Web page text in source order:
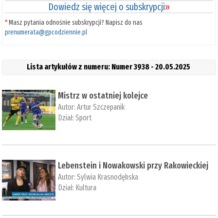
Dowiedz się więcej o subskrypcji»
*Masz pytania odnośnie subskrypcji? Napisz do nas
prenumerata@gpcodziennie.pl
Lista artykułów z numeru: Numer 3938 - 20.05.2025
Mistrz w ostatniej kolejce
Autor:Artur Szczepanik
Dział:Sport
Lebenstein i Nowakowski przy Rakowieckiej
Autor:Sylwia Krasnodębska
Dział: Kultura